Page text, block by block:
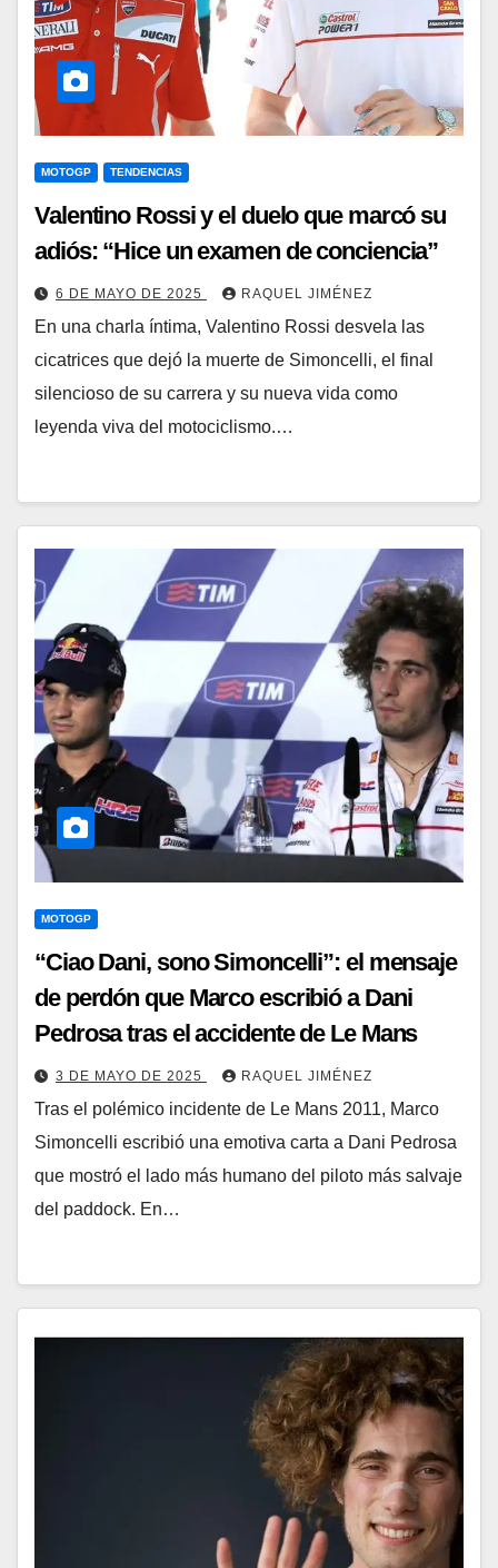
MOTOGP TENDENCIAS
Valentino Rossi y el duelo que marcó su
adiós: “Hice un examen de conciencia”
6 DE MAYO DE 2025 RAQUEL JIMÉNEZ
En una charla íntima, Valentino Rossi desvela las
cicatrices que dejó la muerte de Simoncelli, el final
silencioso de su carrera y su nueva vida como
leyenda viva del motociclismo.…
MOTOGP
“Ciao Dani, sono Simoncelli”: el mensaje
de perdón que Marco escribió a Dani
Pedrosa tras el accidente de Le Mans
3 DE MAYO DE 2025 RAQUEL JIMÉNEZ
Tras el polémico incidente de Le Mans 2011, Marco
Simoncelli escribió una emotiva carta a Dani Pedrosa
que mostró el lado más humano del piloto más salvaje
del paddock. En…